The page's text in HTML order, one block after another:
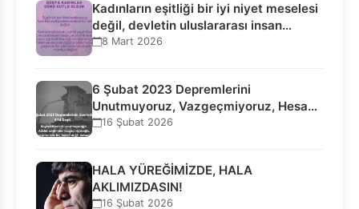
Kadınların eşitliği bir iyi niyet meselesi
değil, devletin uluslararası insan…
8 Mart 2026
6 Şubat 2023 Depremlerini
Unutmuyoruz, Vazgeçmiyoruz, Hesap
Sorulmasını İstiyoruz!
16 Şubat 2026
HALA YÜREĞİMİZDE, HALA
AKLIMIZDASIN!
16 Şubat 2026